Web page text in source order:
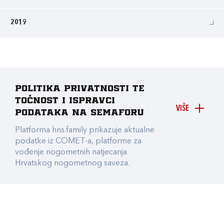
2019
VIŠE
Politika privatnosti te
točnost i ispravci
podataka na Semaforu
Platforma hns.family prikazuje aktualne
podatke iz COMET-a, platforme za
vođenje nogometnih natjecanja
Hrvatskog nogometnog saveza.